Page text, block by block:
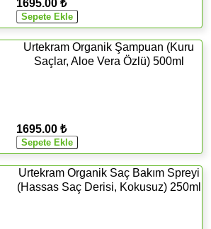
1695.00 ₺
Urtekram Organik Şampuan (Kuru
Saçlar, Aloe Vera Özlü) 500ml
1695.00 ₺
Urtekram Organik Saç Bakım Spreyi
(Hassas Saç Derisi, Kokusuz) 250ml